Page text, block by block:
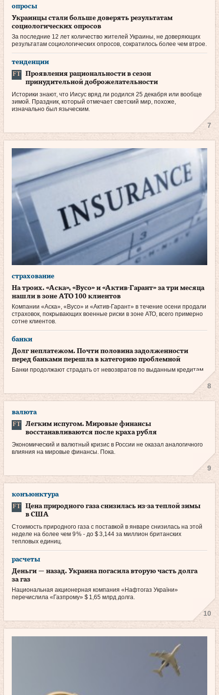
опросы
Украинцы стали больше доверять результатам
социологических опросов
За последние 12 лет количество жителей Украины, не доверяющих
результатам социологических опросов, сократилось более чем втрое.
тенденции
Проявления рациональности в сезон
принудительной доброжелательности
Историки знают, что Иисус вряд ли родился 25 декабря или вообще
зимой. Праздник, который отмечает светский мир, похоже,
изначально был языческим.
7
страхование
На троих. «Аска», «Вусо» и «Актив-Гарант» за три месяца
нашли в зоне АТО 100 клиентов
Компании «Аска», «Вусо» и «Актив-Гарант» в течение осени продали
страховок, покрывающих военные риски в зоне АТО, всего примерно
сотне клиентов.
банки
Долг неплатежом. Почти половина задолженности
перед банками перешла в категорию проблемной
Банки продолжают страдать от невозвратов по выданным кредитам.
8
валюта
Легким испугом. Мировые финансы
восстанавливаются после краха рубля
Экономический и валютный кризис в России не оказал аналогичного
влияния на мировые финансы. Пока.
9
конъюнктура
Цена природного газа снизилась из‑за теплой зимы
в США
Стоимость природного газа с поставкой в январе снизилась на этой
неделе на более чем 9 % - до $ 3,144 за миллион британских
тепловых единиц.
расчеты
Деньги — назад. Украина погасила вторую часть долга
за газ
Национальная акционерная компания «Нафтогаз України»
перечислила «Газпрому» $ 1,65 млрд долга.
10